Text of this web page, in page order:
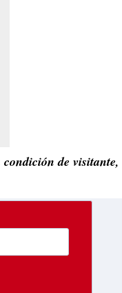
de visitante,